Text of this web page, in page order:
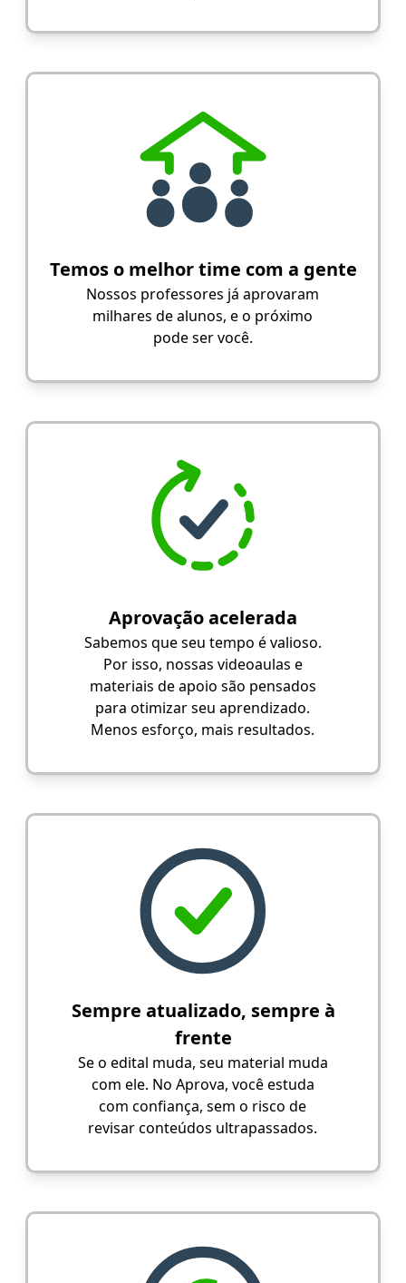
Temos o melhor time com a gente
Nossos professores já aprovaram
milhares de alunos, e o próximo
pode ser você.
Aprovação acelerada
Sabemos que seu tempo é valioso.
Por isso, nossas videoaulas e
materiais de apoio são pensados
para otimizar seu aprendizado.
Menos esforço, mais resultados.
Sempre atualizado, sempre à
frente
Se o edital muda, seu material muda
com ele. No Aprova, você estuda
com confiança, sem o risco de
revisar conteúdos ultrapassados.